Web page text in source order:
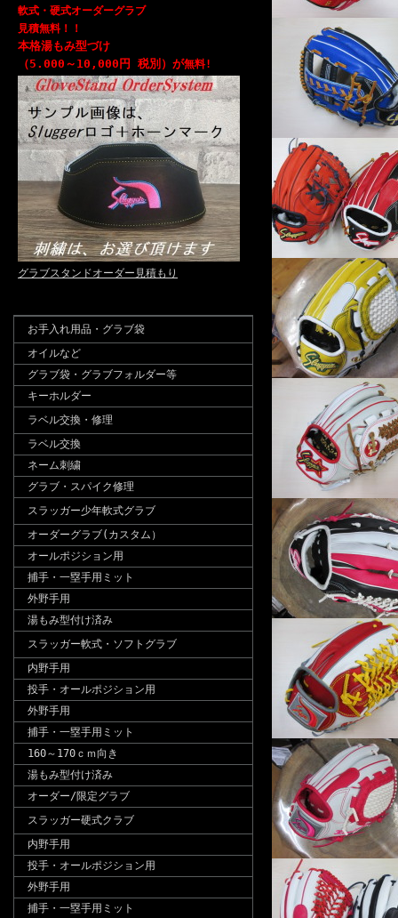
軟式・硬式オーダーグラブ
見積無料！！
本格湯もみ型づけ
（5.000～10,000円 税別）が無料!
グラブスタンドオーダー見積もり
お手入れ用品・グラブ袋
オイルなど
グラブ袋・グラブフォルダー等
キーホルダー
ラベル交換・修理
ラベル交換
ネーム刺繍
グラブ・スパイク修理
スラッガー少年軟式グラブ
オーダーグラブ(カスタム）
オールポジション用
捕手・一塁手用ミット
外野手用
湯もみ型付け済み
スラッガー軟式・ソフトグラブ
内野手用
投手・オールポジション用
外野手用
捕手・一塁手用ミット
160～170ｃｍ向き
湯もみ型付け済み
オーダー/限定グラブ
スラッガー硬式クラブ
内野手用
投手・オールポジション用
外野手用
捕手・一塁手用ミット